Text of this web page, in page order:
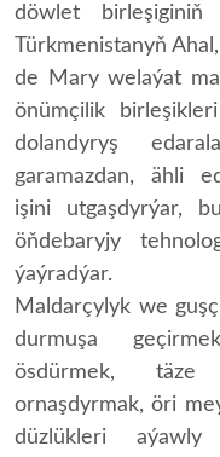
döwlet birleşiginiň
Türkmenistanyň
de Mary welaýat
önümçilik
dolandyryş
garamazdan, ähli
işini utgaşdyrýar,
öňdebaryjy
ýaýradýar.
Maldarçylyk we
durmuşa
ösdürmek, täze
ornaşdyrmak, öri
düzlükleri